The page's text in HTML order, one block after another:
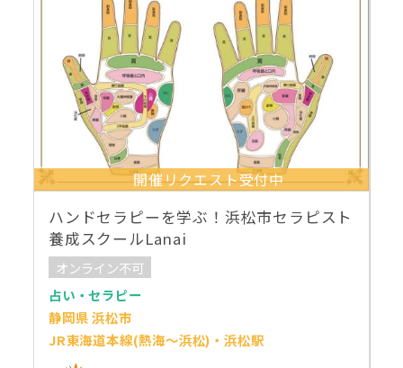
開催リクエスト受付中
ハンドセラピーを学ぶ！浜松市セラピスト
養成スクールLanai
オンライン不可
占い・セラピー
静岡県 浜松市
JR東海道本線(熱海～浜松)・浜松駅